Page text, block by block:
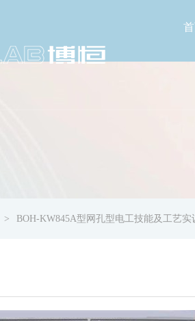
BOH-KW845A型网孔型电工技能及工艺实